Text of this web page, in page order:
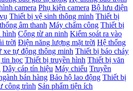
camera Phụ kiện camera Bộ lưu điện
Thiết bị vệ sinh thông minh Thiết bị
âm thanh Máy chấm công Thiết bị
hình Cổng từ an ninh Kiểm soát ra vào
trời Điện năng lượng mặt trời Hệ thống
xe tự động thông minh Thiết bị báo cháy
tin học Thiết bị truyền hình Thiết bị văn
Dây cáp tín hiệu Máy chiếu Truyền
bán hàng Bảo hộ lao động Thiết bị
công trình Sản phẩm tiện ích